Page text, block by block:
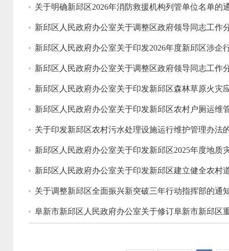
关于明确新邱区2026年消防救援机构列管单位名单的
新邱区人民政府办公室关于调整区政府领导同志工作
新邱区人民政府办公室关于印发2026年度新邱区涉企
新邱区人民政府办公室关于调整区政府领导同志工作
新邱区人民政府办公室关于印发新邱区森林草原火灾
关于印发新邱区农村污水处理设施运行维护管理办法
新邱区人民政府办公室关于印发新邱区2025年度地质
关于调整新邱区全面振兴新突破三年行动指挥部的通
阜新市新邱区人民政府办公室关于修订阜新市新邱区